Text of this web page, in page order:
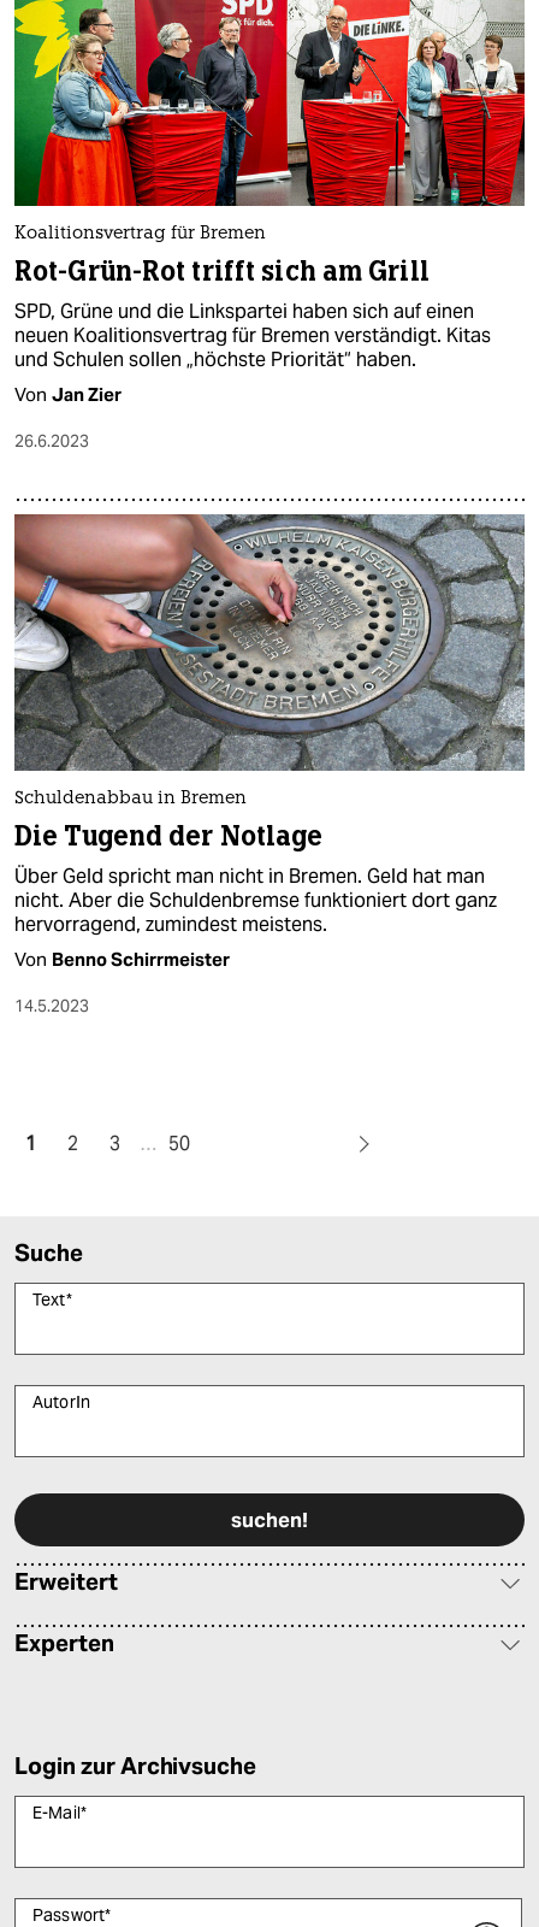
Koalitionsvertrag für Bremen
Rot-Grün-Rot trifft sich am Grill
SPD, Grüne und die Linkspartei haben sich auf einen
neuen Koalitionsvertrag für Bremen verständigt. Kitas
und Schulen sollen „höchste Priorität“ haben.
Von Jan Zier
26.6.2023
Schuldenabbau in Bremen
Die Tugend der Notlage
Über Geld spricht man nicht in Bremen. Geld hat man
nicht. Aber die Schuldenbremse funktioniert dort ganz
hervorragend, zumindest meistens.
Von Benno Schirrmeister
14.5.2023
1 2 3 … 50
Suche
Text*
AutorIn
Erweitert
Experten
Login zur Archivsuche
E-Mail*
Passwort*